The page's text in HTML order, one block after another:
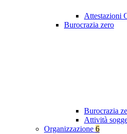
Attestazioni
Burocrazia zero
Burocrazia
Attività
Organizzazione 6